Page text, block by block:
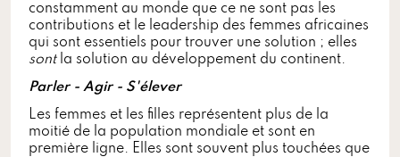
constamment au monde que ce ne sont pas les
contributions et le leadership des femmes africaines
qui sont essentiels pour trouver une solution ; elles
sontla solution au développement du continent.
Parler - Agir - S'élever
Les femmes et les filles représentent plus de la
moitié de la population mondiale et sont en
première ligne. Elles sont souvent plus touchées que